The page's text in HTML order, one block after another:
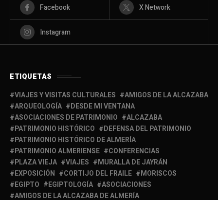
Facebook X Network
Instagram
ETIQUETAS
VIAJES Y VISITAS CULTURALES
AMIGOS DE LA ALCAZABA
ARQUEOLOGÍA
DESDE MI VENTANA
ASOCIACIONES DE PATRIMONIO
ALCAZABA
PATRIMONIO HISTÓRICO
DEFENSA DEL PATRIMONIO
PATRIMONIO HISTÓRICO DE ALMERÍA
PATRIMONIO ALMERIENSE
CONFERENCIAS
PLAZA VIEJA
VIAJES
MURALLA DE JAYRÁN
EXPOSICIÓN
CORTIJO DEL FRAILE
MORISCOS
EGIPTO
EGIPTOLOGÍA
ASOCIACIONES
AMIGOS DE LA ALCAZABA DE ALMERÍA